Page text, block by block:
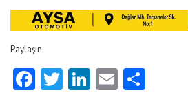
Paylaşın:
Facebook
Twitter
LinkedIn
Email